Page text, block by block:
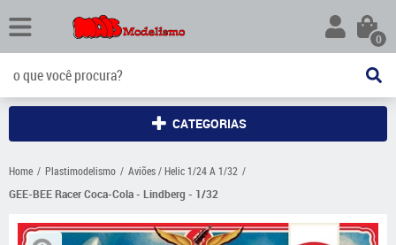
0
CATEGORIAS
Home Plastimodelismo
Aviões / Helic 1/24 A 1/32
GEE-BEE Racer Coca-Cola - Lindberg - 1/32